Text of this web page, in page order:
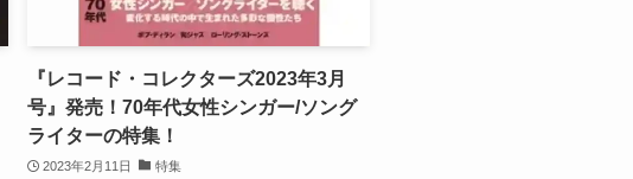
『レコード・コレクターズ2023年3月
号』発売！70年代女性シンガー/ソング
ライターの特集！
2023年2月11日 特集